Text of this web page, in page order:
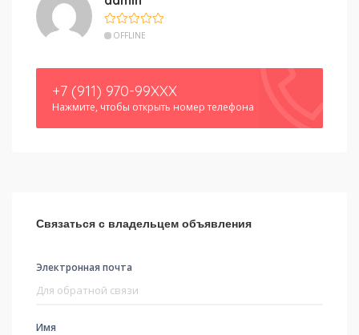
OFFLINE
+7 (911) 970-99XXX
Нажмите, чтобы открыть номер телефона
Связаться с владельцем объявления
Электронная почта
Имя